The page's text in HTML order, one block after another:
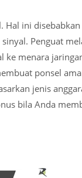
ini
Penguat
menara
ponsel
jenis
bila Anda